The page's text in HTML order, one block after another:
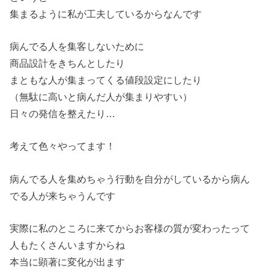
集まるように私が工夫しているからなんです
病んでる人を集客しないために
商品設計をきちんとしたり
まともな人が集まってくる値段設定にしたり
（無駄に高いと病んだ人が集まりやすい）
日々の発信を整えたり…
考えて色々やってます！
病んでる人を集めちゃう行動を自分がしているから病ん
でる人が来ちゃうんです
実際に私のところに来てからお客様の質が変わったって
人もたくさんいますからね
本当に顕著に変化が出ます